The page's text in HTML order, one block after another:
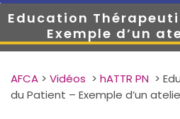
Education
Exemple d’un
AFCA > Vidéos > hATTR PN >
du Patient – Exemple d’un